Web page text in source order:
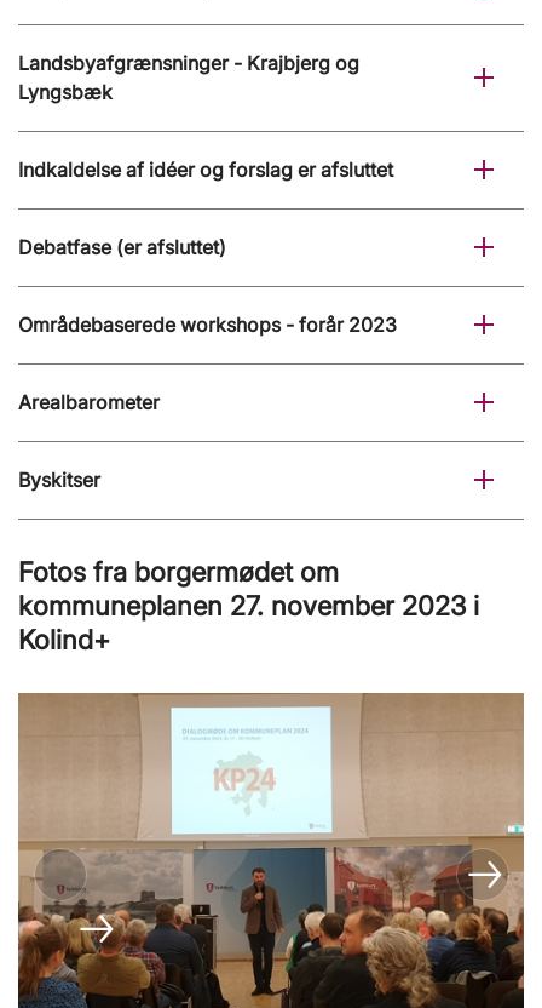
Landsbyafgrænsninger - Krajbjerg og
Lyngsbæk
Indkaldelse af idéer og forslag er afsluttet
Debatfase (er afsluttet)
Områdebaserede workshops - forår 2023
Arealbarometer
Byskitser
Fotos fra borgermødet om
kommuneplanen 27. november 2023 i
Kolind+